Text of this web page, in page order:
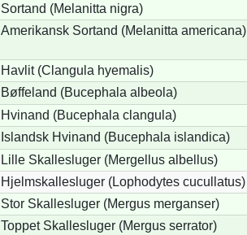
Sortand (Melanitta nigra)
Amerikansk Sortand (Melanitta americana)
Havlit (Clangula hyemalis)
Bøffeland (Bucephala albeola)
Hvinand (Bucephala clangula)
Islandsk Hvinand (Bucephala islandica)
Lille Skallesluger (Mergellus albellus)
Hjelmskallesluger (Lophodytes cucullatus)
Stor Skallesluger (Mergus merganser)
Toppet Skallesluger (Mergus serrator)